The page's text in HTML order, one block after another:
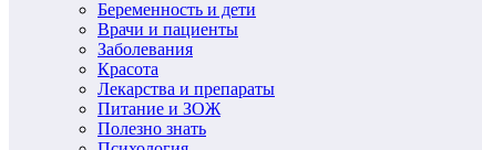
Беременность и дети
Врачи и пациенты
Заболевания
Красота
Лекарства и препараты
Питание и ЗОЖ
Полезно знать